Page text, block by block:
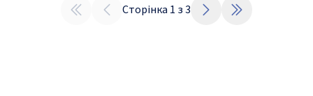
Сторінка 1 з3